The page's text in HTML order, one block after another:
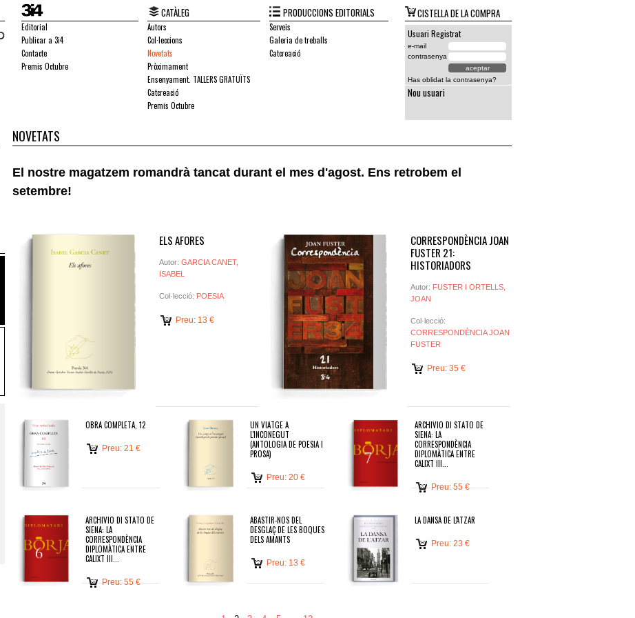
Editorial
Publicar a 3i4
Contacte
Premis Octubre
CATÀLEG
Autors
Col·leccions
Novetats
Pròximament
Ensenyament. TALLERS GRATUÏTS
Catcreació
Premis Octubre
PRODUCCIONS EDITORIALS
Serveis
Galeria de treballs
Catcreació
CISTELLA DE LA COMPRA
Usuari Registrat
e-mail
contrasenya
Has oblidat la contrasenya?
Nou usuari
NOVETATS
El nostre magatzem romandrà tancat durant el mes d'agost. Ens retrobem el
setembre!
ELS AFORES
Autor: GARCIA CANET,
ISABEL
Col·lecció: POESIA
Preu: 13 €
CORRESPONDÈNCIA JOAN
FUSTER 21:
HISTORIADORS
Autor: FUSTER I ORTELLS,
JOAN
Col·lecció:
CORRESPONDÈNCIA JOAN
FUSTER
Preu: 35 €
OBRA COMPLETA, 12
Preu: 21 €
UN VIATGE A
L'INCONEGUT
(ANTOLOGIA DE POESIA I
PROSA)
Preu: 20 €
ARCHIVIO DI STATO DE
SIENA: LA
CORRESPONDÈNCIA
DIPLOMÀTICA ENTRE
CALIXT III...
Preu: 55 €
ARCHIVIO DI STATO DE
SIENA: LA
CORRESPONDÈNCIA
DIPLOMÀTICA ENTRE
CALIXT III...
Preu: 55 €
ABASTIR-NOS DEL
DESGLAÇ DE LES BOQUES
DELS AMANTS
Preu: 13 €
LA DANSA DE L'ATZAR
Preu: 23 €